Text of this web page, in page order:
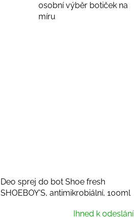
osobní výběr botiček na
míru
Deo sprej do bot Shoe fresh
SHOEBOY'S, antimikrobiální, 100ml
Ihned k odeslání